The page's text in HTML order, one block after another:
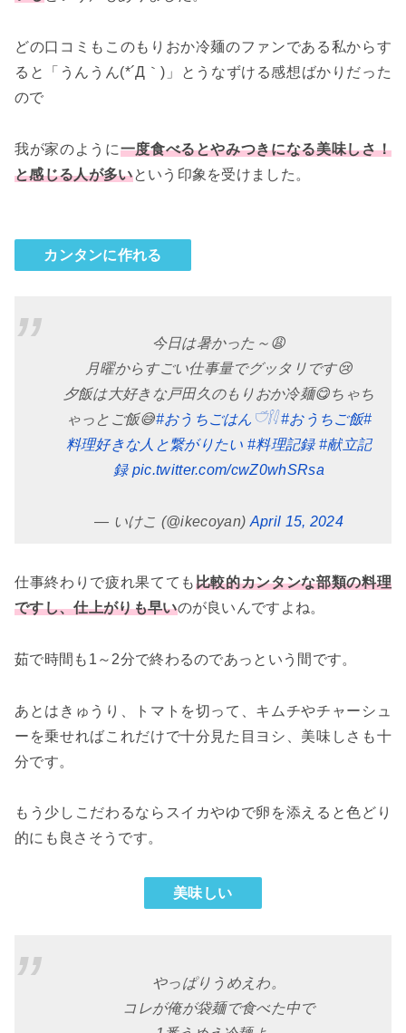
どの口コミもこのもりおか冷麺のファンである私からす
ると「うんうん(*´Д｀)」とうなずける感想ばかりだった
ので
我が家のように一度食べるとやみつきになる美味しさ！
と感じる人が多いという印象を受けました。
カンタンに作れる
今日は暑かった～😩
月曜からすごい仕事量でグッタリです😢
夕飯は大好きな戸田久のもりおか冷麺😋ちゃち
ゃっとご飯😅#おうちごはん𓎩𓌉𓇋 #おうちご飯#
料理好きな人と繋がりたい #料理記録 #献立記
録 pic.twitter.com/cwZ0whSRsa
— いけこ (@ikecoyan) April 15, 2024
仕事終わりで疲れ果てても比較的カンタンな部類の料理
ですし、仕上がりも早いのが良いんですよね。
茹で時間も1～2分で終わるのであっという間です。
あとはきゅうり、トマトを切って、キムチやチャーシュ
ーを乗せればこれだけで十分見た目ヨシ、美味しさも十
分です。
もう少しこだわるならスイカやゆで卵を添えると色どり
的にも良さそうです。
美味しい
やっぱりうめえわ。
コレが俺が袋麺で食べた中で